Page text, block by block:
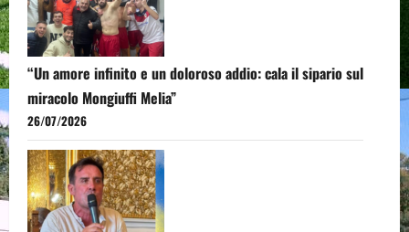
“Un amore infinito e un doloroso addio: cala il sipario sul
miracolo Mongiuffi Melia”
26/07/2026